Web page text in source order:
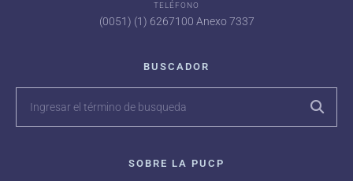
TELÉFONO
(0051) (1) 6267100 Anexo 7337
BUSCADOR
SOBRE LA PUCP